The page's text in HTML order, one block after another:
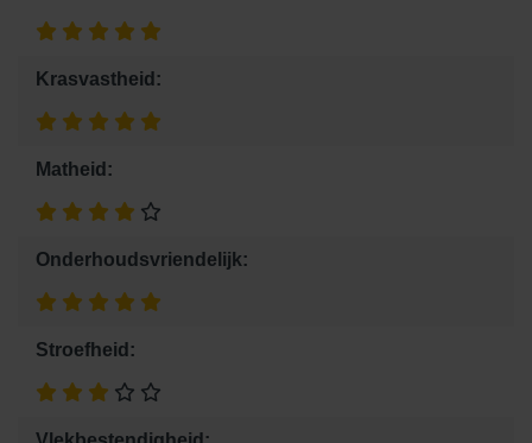
Krasvastheid:
Matheid:
Onderhoudsvriendelijk:
Stroefheid: